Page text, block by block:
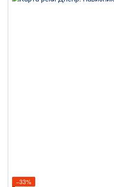
−33%